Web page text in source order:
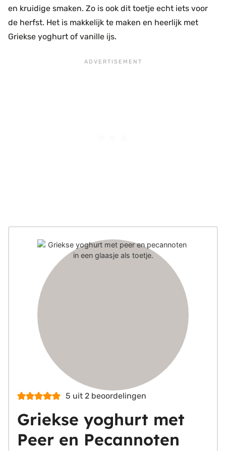
en kruidige smaken. Zo is ook dit toetje echt iets voor
de herfst. Het is makkelijk te maken en heerlijk met
Griekse yoghurt of vanille ijs.
5 uit 2beoordelingen
Griekse yoghurt met
Peer en Pecannoten